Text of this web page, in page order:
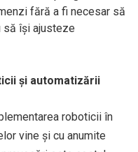
fără a fi necesar să
să își ajusteze
și automatizării
roboticii în
vine și cu anumite